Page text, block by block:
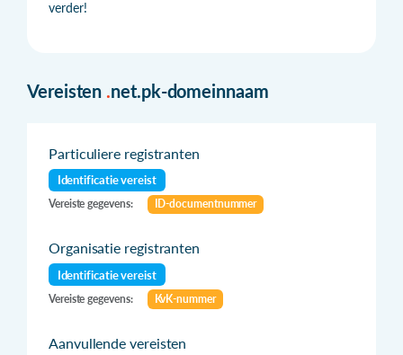
verder!
Vereisten .net.pk-domeinnaam
Particuliere registranten
Identificatie vereist
Vereiste gegevens: ID-documentnummer
Organisatie registranten
Identificatie vereist
Vereiste gegevens: KvK-nummer
Aanvullende vereisten